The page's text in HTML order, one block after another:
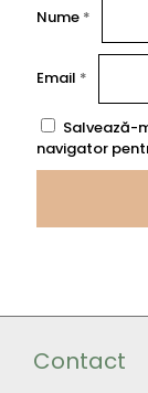
Nume *
Email *
Salvează-
navigator
Contact